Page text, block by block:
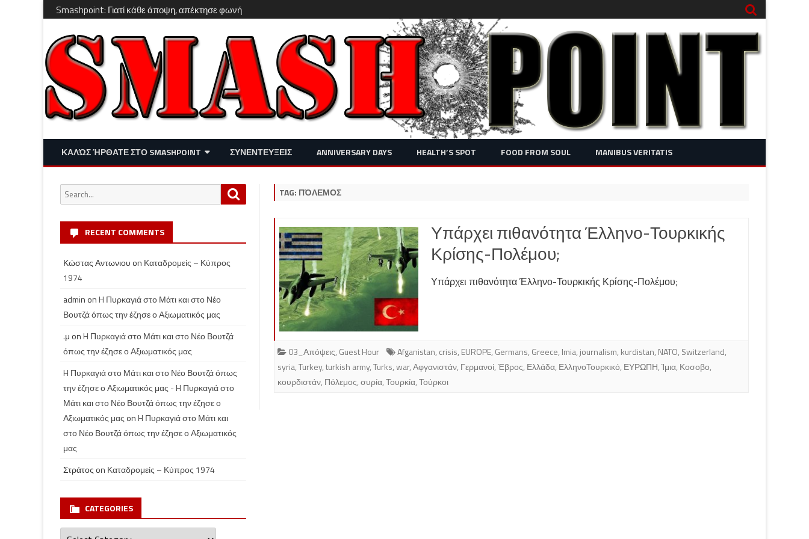
Smashpoint: Γιατί κάθε άποψη, απέκτησε φωνή
Skip
content
ΚΑΛΏΣ ΉΡΘΑΤΕ ΣΤΟ SMASHPOINT
ΔΙΑΣΚΈΔΑΣΗ – LIFESTYLE
ΣΥΝΕΝΤΕΥΞΕΙΣ ANNIVERSARY DAYS HEALTH’S SPOT FOOD FROM SOUL MANIBUS VERITATIS
TAG: ΠΌΛΕΜΟΣ
Υπάρχει πιθανότητα Έλληνο-Τουρκικής
Κρίσης-Πολέμου;
Υπάρχει πιθανότητα Έλληνο-Τουρκικής Κρίσης-Πολέμου;
03_Απόψεις, Guest Hour Afganistan, crisis, EUROPE, Germans, Greece, Imia, journalism, kurdistan, NATO, Switzerland,
syria,Turkey,turkish army,Turks,war,Αφγανιστάν, Γερμανοί,Έβρος, Ελλάδα, ΕλληνοΤουρκικό, ΕΥΡΩΠΗ,Ίμια, Κοσοβο,
κουρδιστάν, Πόλεμος,συρία,Τουρκία,Τούρκοι
Search
for:
RECENT COMMENTS
Κώστας Αντωνιου on Καταδρομείς – Κύπρος
1974
admin onH Πυρκαγιά στο Μάτι και στο Νέο
Βουτζά όπως την έζησε ο Αξιωματικός μας
.μ onH Πυρκαγιά στο Μάτι και στο Νέο Βουτζά
όπως την έζησε ο Αξιωματικός μας
H Πυρκαγιά στο Μάτι και στο Νέο Βουτζά όπως
την έζησε ο Αξιωματικός μας - H Πυρκαγιά στο
Μάτι και στο Νέο Βουτζά όπως την έζησε ο
Αξιωματικός μας onH Πυρκαγιά στο Μάτι και
στο Νέο Βουτζά όπως την έζησε ο Αξιωματικός
μας
Στράτος on Καταδρομείς – Κύπρος 1974
CATEGORIES
Categories